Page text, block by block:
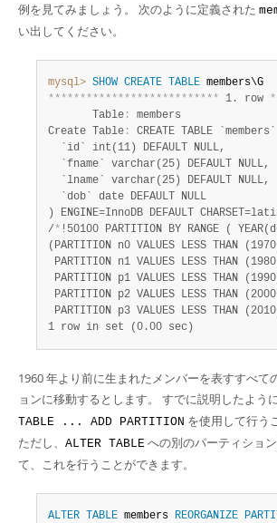
例を見てみましょう。 次のように定義された
い出してください。
mysql> SHOW CREATE TABLE
*************************** 1. row *
       Table
:
members
Create Table :
CREATE TABLE
  `id` int(11) DEFAULT NULL,
  `fname` varchar(25) DEFAULT NULL,
  `lname` varchar(25) DEFAULT NULL,
  `dob` date DEFAULT NULL
) ENGINE=InnoDB DEFAULT
/* !50100 PARTITION BY RANGE (
(PARTITION n0 VALUES LESS THAN
PARTITION n1 VALUES LESS THAN
PARTITION p1 VALUES LESS THAN
PARTITION p2 VALUES LESS THAN
PARTITION p3 VALUES LESS THAN
1 row in set (0.00 sec)
1960 年より前に生まれたメンバーを表すすべて
ョンに移動するとします。 すでに説明したよう
TABLE ... ADD PARTITION を使用して行う
ただし、 ALTER TABLE への別のパーティショ
て、これを行うことができます。
ALTER TABLE members REORGANIZE